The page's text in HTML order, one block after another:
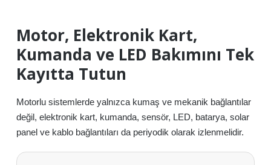
Motor, Elektronik Kart,
Kumanda ve LED Bakımını Tek
Kayıtta Tutun
Motorlu sistemlerde yalnızca kumaş ve mekanik bağlantılar
değil, elektronik kart, kumanda, sensör, LED, batarya, solar
panel ve kablo bağlantıları da periyodik olarak izlenmelidir.